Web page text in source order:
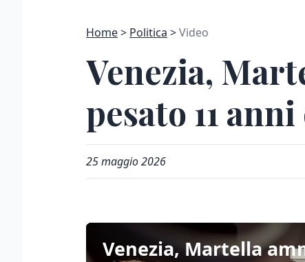
Home Politica Video
Venezia,
pesato 11
25 maggio 2026
Venezia, Martella